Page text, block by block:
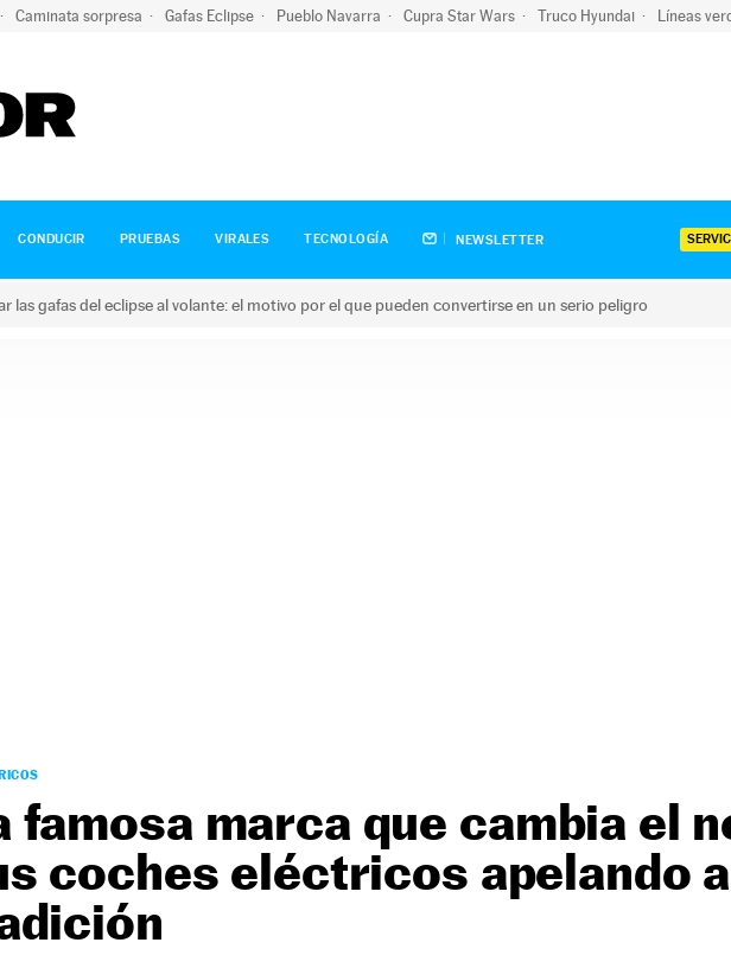
Caminata sorpresa Gafas Eclipse Pueblo Navarra Cupra Star Wars Truco Hyundai Líneas
CONDUCIR PRUEBAS VIRALES TECNOLOGÍA NEWSLETTER
las gafas del eclipse al volante: el motivo por el que pueden convertirse en un serio peligro
famosa marca que cambia el
coches eléctricos apelando